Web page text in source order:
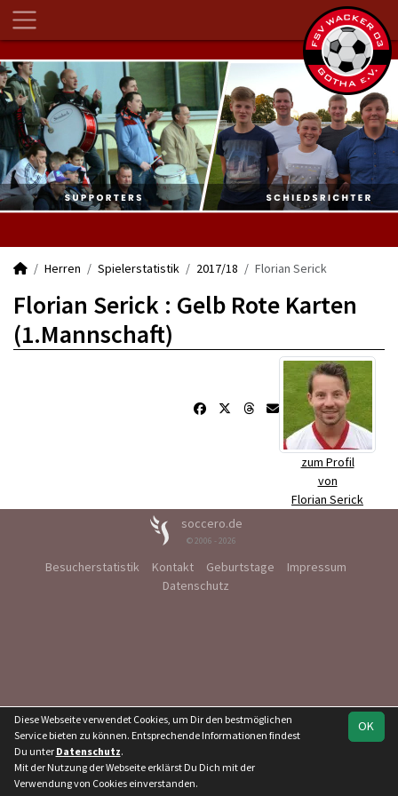
Herren Spielerstatistik 2017/18 Florian Serick
Florian Serick : Gelb Rote Karten
(1.Mannschaft)
zum Profil
von
Florian Serick
soccero.de
© 2006 - 2026
Besucherstatistik Kontakt Geburtstage
Impressum
Datenschutz
OK
Diese Webseite verwendet Cookies, um Dir den bestmöglichen
Service bieten zu können. Entsprechende Informationen findest
Du unter Datenschutz.
Mit der Nutzung der Webseite erklärst Du Dich mit der
Verwendung von Cookies einverstanden.